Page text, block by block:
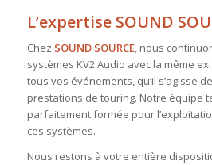
L’expertise SOUND
Chez SOUND SOURCE, nous
systèmes KV2 Audio avec la même
tous vos événements, qu’il s’agisse
prestations de touring. Notre équipe
parfaitement formée pour
ces systèmes.
Nous restons à votre entière